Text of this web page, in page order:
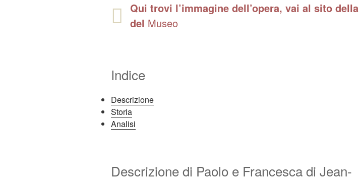
Qui trovi l’immagine dell’opera, vai al sito della
del Museo
Indice
Descrizione
Storia
Analisi
Descrizione di Paolo e Francesca di Jean-